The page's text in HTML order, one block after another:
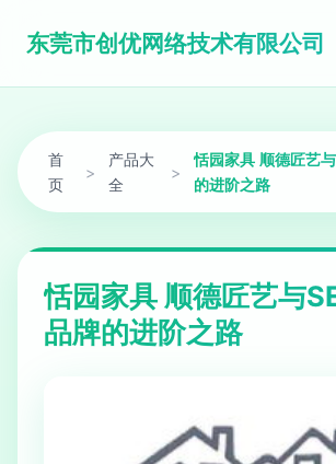
东莞市创优网络技术有限公司
首
页
>
产品大
全
>
恬园家具 顺德匠艺
的进阶之路
恬园家具 顺德匠艺与
品牌的进阶之路